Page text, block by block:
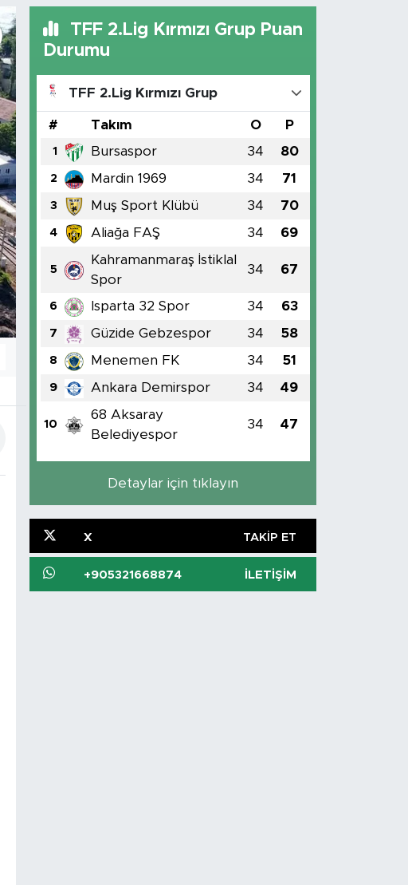
TFF 2.Lig Kırmızı Grup Puan
Durumu
TFF 2.Lig Kırmızı Grup
# Takım O P
1 Bursaspor 34 80
2 Mardin 1969 34 71
3 Muş Sport Klübü 34 70
4 Aliağa FAŞ 34 69
5
Kahramanmaraş İstiklal
Spor
34 67
6 Isparta 32 Spor 34 63
7 Güzide Gebzespor 34 58
8 Menemen FK 34 51
9 Ankara Demirspor 34 49
10
68 Aksaray
Belediyespor
34 47
Detaylar için tıklayın
X TAKIP ET
+905321668874 İLETIŞIM